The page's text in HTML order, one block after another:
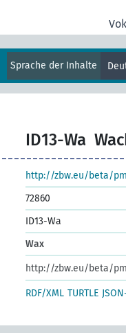
Sprache der Inhalte
ID13-Wa
http://zbw.eu/beta/
72860
ID13-Wa
Wax
http://zbw.eu/beta/
RDF/XML TURTLE